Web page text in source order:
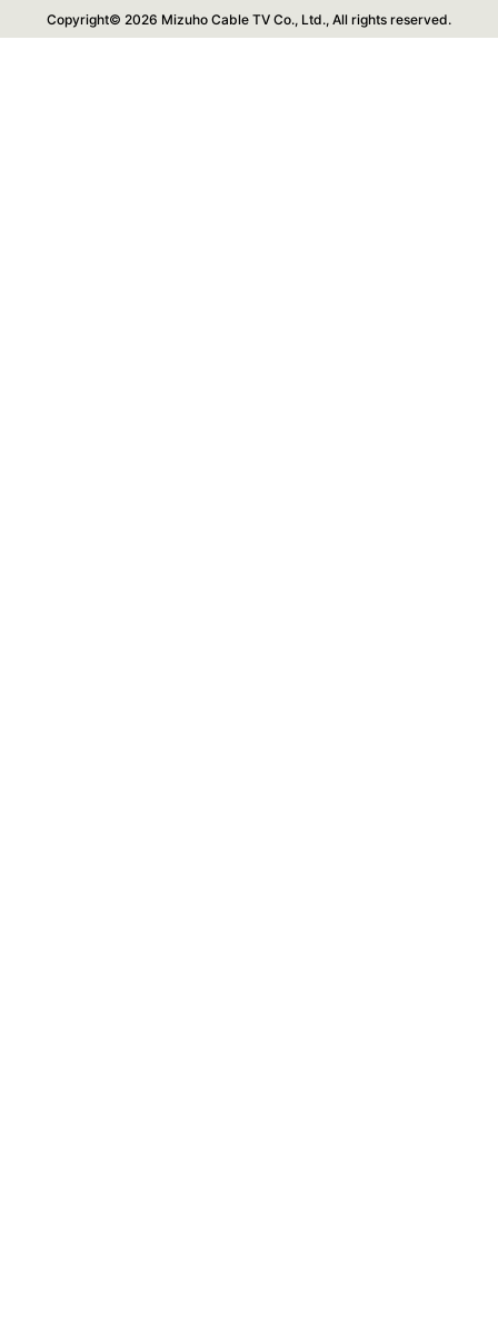
Copyright© 2026 Mizuho Cable TV Co., Ltd., All rights reserved.